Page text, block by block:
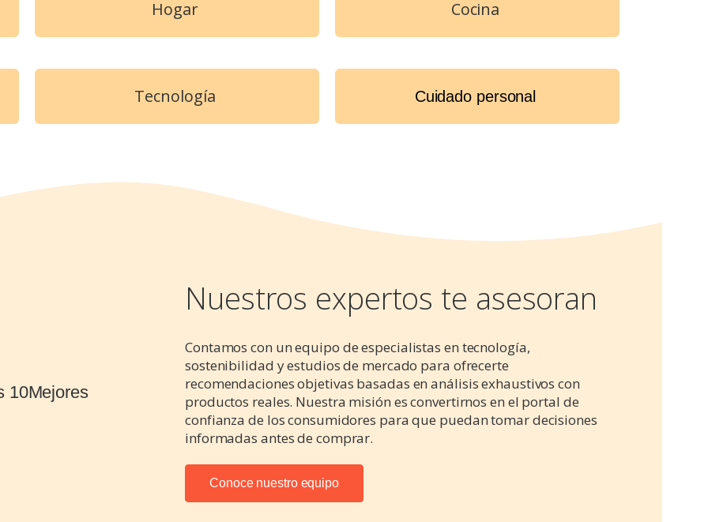
Hogar Cocina
Tecnología Cuidado personal
Nuestros expertos te asesoran
Contamos con un equipo de especialistas en tecnología,
sostenibilidad y estudios de mercado para ofrecerte
recomendaciones objetivas basadas en análisis exhaustivos con
productos reales. Nuestra misión es convertirnos en el portal de
confianza de los consumidores para que puedan tomar decisiones
informadas antes de comprar.
Conoce nuestro equipo